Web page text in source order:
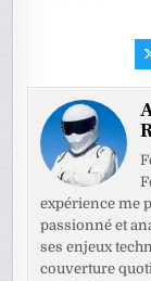
expérience me
passionné et
ses enjeux
couverture